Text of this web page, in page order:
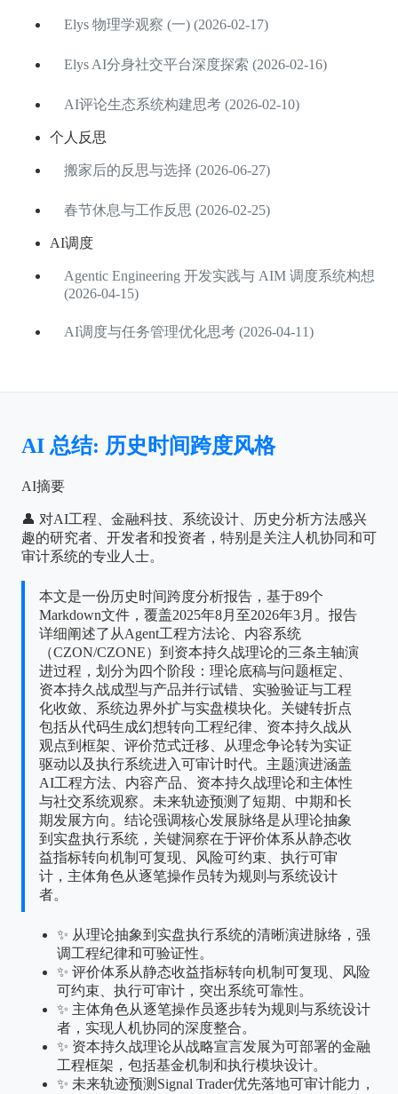
Elys 物理学观察 (一) (2026-02-17)
Elys AI分身社交平台深度探索 (2026-02-16)
AI评论生态系统构建思考 (2026-02-10)
个人反思
搬家后的反思与选择 (2026-06-27)
春节休息与工作反思 (2026-02-25)
AI调度
Agentic Engineering 开发实践与 AIM 调度系统构想
(2026-04-15)
AI调度与任务管理优化思考 (2026-04-11)
AI 总结: 历史时间跨度风格
AI摘要
👤 对AI工程、金融科技、系统设计、历史分析方法感兴
趣的研究者、开发者和投资者，特别是关注人机协同和可
审计系统的专业人士。
本文是一份历史时间跨度分析报告，基于89个
Markdown文件，覆盖2025年8月至2026年3月。报告
详细阐述了从Agent工程方法论、内容系统
（CZON/CZONE）到资本持久战理论的三条主轴演
进过程，划分为四个阶段：理论底稿与问题框定、
资本持久战成型与产品并行试错、实验验证与工程
化收敛、系统边界外扩与实盘模块化。关键转折点
包括从代码生成幻想转向工程纪律、资本持久战从
观点到框架、评价范式迁移、从理念争论转为实证
驱动以及执行系统进入可审计时代。主题演进涵盖
AI工程方法、内容产品、资本持久战理论和主体性
与社交系统观察。未来轨迹预测了短期、中期和长
期发展方向。结论强调核心发展脉络是从理论抽象
到实盘执行系统，关键洞察在于评价体系从静态收
益指标转向机制可复现、风险可约束、执行可审
计，主体角色从逐笔操作员转为规则与系统设计
者。
✨ 从理论抽象到实盘执行系统的清晰演进脉络，强
调工程纪律和可验证性。
✨ 评价体系从静态收益指标转向机制可复现、风险
可约束、执行可审计，突出系统可靠性。
✨ 主体角色从逐笔操作员逐步转为规则与系统设计
者，实现人机协同的深度整合。
✨ 资本持久战理论从战略宣言发展为可部署的金融
工程框架，包括基金机制和执行模块设计。
✨ 未来轨迹预测Signal Trader优先落地可审计能力，